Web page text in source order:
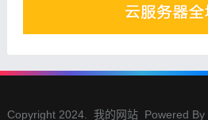
Copyright 2024. 我的网站Powered By